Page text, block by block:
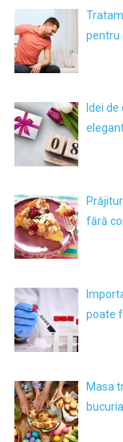
pentru
Idei
fără
poate
Masa